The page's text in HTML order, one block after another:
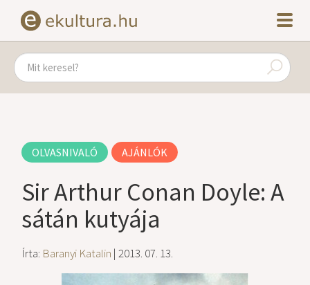
OLVASNIVALÓ AJÁNLÓK
Sir Arthur Conan Doyle: A
sátán kutyája
Írta: Baranyi Katalin | 2013. 07. 13.